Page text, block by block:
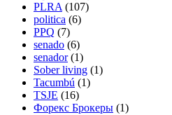
PLRA (107)
politica (6)
PPQ (7)
senado (6)
senador(1)
Sober living (1)
Tacumbú (1)
TSJE (16)
Форекс Брокеры (1)